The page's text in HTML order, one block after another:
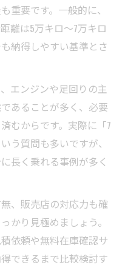
重要です。一般的に、
離は5万キロ～7万キロ
納得しやすい基準とさ
エンジンや足回りの主
あることが多く、必要
むからです。実際に「7
う質問も多いですが、
長く乗れる事例が多く
、販売店の対応力も確
かり見極めましょう。
依頼や無料在庫確認サ
できるまで比較検討す